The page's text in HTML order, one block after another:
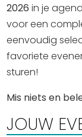
2026 in je
voor een
eenvoudig
favoriete
sturen!
Mis niets en
JOUW